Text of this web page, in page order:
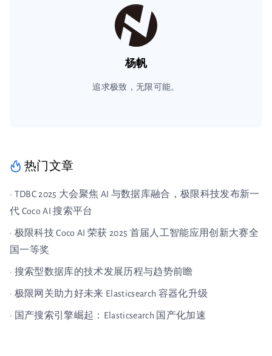
杨帆
追求极致，无限可能。
热门文章
· TDBC 2025 大会聚焦 AI 与数据库融合，极限科技发布新一
代 Coco AI 搜索平台
· 极限科技 Coco AI 荣获 2025 首届人工智能应用创新大赛全
国一等奖
· 搜索型数据库的技术发展历程与趋势前瞻
· 极限网关助力好未来 Elasticsearch 容器化升级
· 国产搜索引擎崛起：Elasticsearch 国产化加速